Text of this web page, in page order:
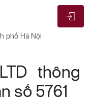
phố Hà Nội
thông
số 5761